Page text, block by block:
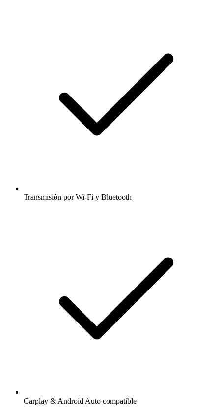
Transmisión por Wi-Fi y Bluetooth
Carplay & Android Auto compatible